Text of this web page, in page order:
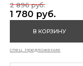
1 780 руб.
2 896 руб.
В КОРЗИНУ
спец. предложение